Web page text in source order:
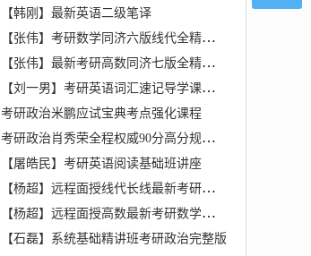
【韩刚】最新英语二级笔译
【张伟】考研数学同济六版线代全精讲（推荐课程）
【张伟】最新考研高数同济七版全精讲（推荐课程）
【刘一男】考研英语词汇速记导学课全6集
考研政治米鹏应试宝典考点强化课程
考研政治肖秀荣全程权威90分高分规划最新导学课
【屠皓民】考研英语阅读基础班讲座
【杨超】远程面授线代长线最新考研数学基础班课程
【杨超】远程面授高数最新考研数学长线基础班课程
【石磊】系统基础精讲班考研政治完整版